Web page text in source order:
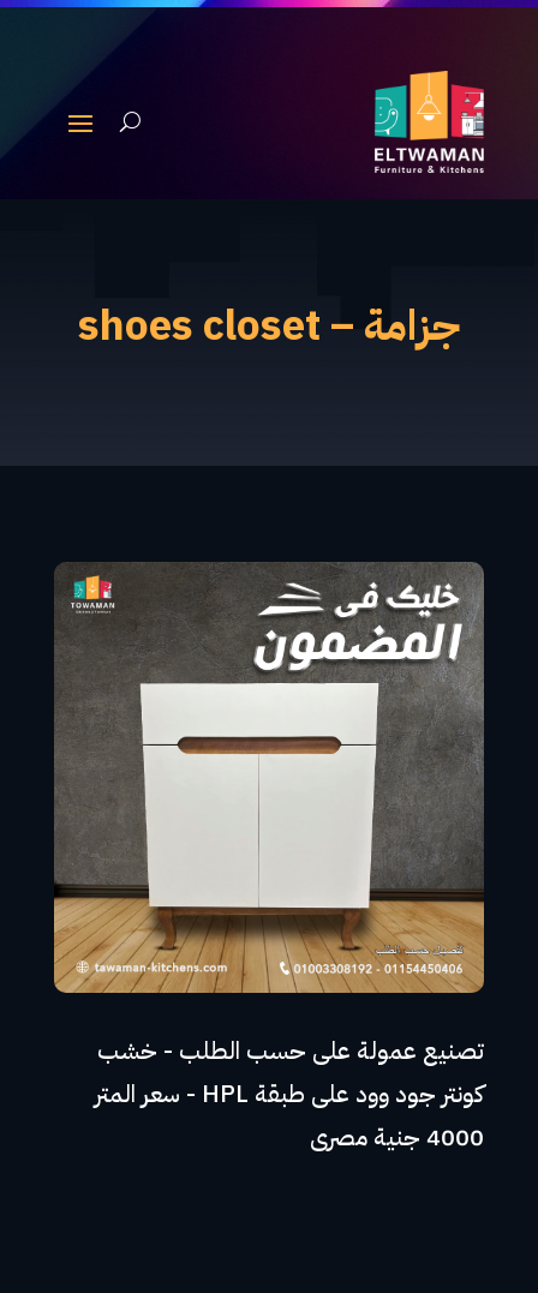
جزامة – shoes closet
تصنيع عمولة على حسب الطلب - خشب
كونتر جود وود على طبقة HPL - سعر المتر
4000 جنية مصرى